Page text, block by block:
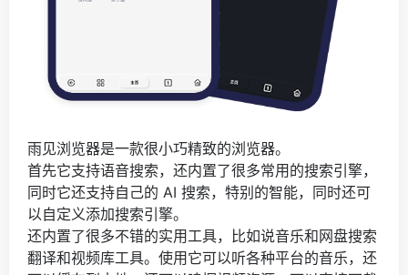
雨见浏览器是一款很小巧精致的浏览器。
首先它支持语音搜索，还内置了很多常用的搜索引擎，
同时它还支持自己的 AI 搜索，特别的智能，同时还可
以自定义添加搜索引擎。
还内置了很多不错的实用工具，比如说音乐和网盘搜索
翻译和视频库工具。使用它可以听各种平台的音乐，还